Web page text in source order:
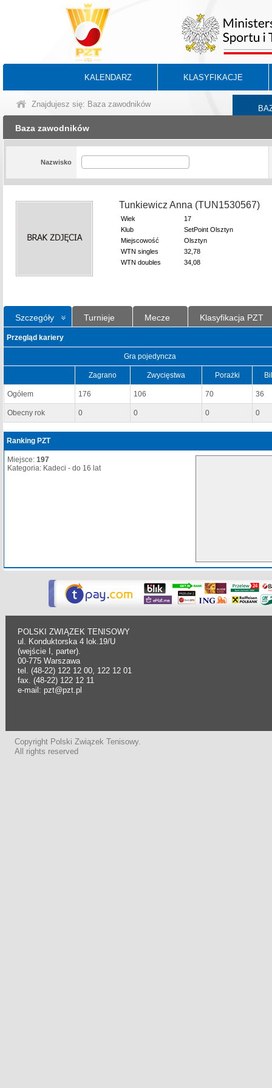
KALENDARZ KLASYFIKACJE
Znajdujesz się: Baza zawodników
Baza zawodników
Nazwisko
Tunkiewicz Anna (TUN1530567)
Wiek
17
Klub
SetPoint Olsztyn
Miejscowość
Olsztyn
WTN singles
32,78
WTN doubles
34,08
Szczegóły Turnieje Mecze Klasyfikacja PZT
Przegląd kariery
Gra pojedyncza
Zagrano Zwycięstwa Porażki
Ogółem 176 106 70 36
Obecny rok 0 0 0 0
Ranking PZT
Miejsce: 197
Kategoria: Kadeci - do 16 lat
POLSKI ZWIĄZEK TENISOWY
ul. Konduktorska 4 lok.19/U
(wejście I, parter).
00-775 Warszawa
tel. (48-22) 122 12 00, 122 12 01
fax. (48-22) 122 12 11
e-mail: pzt@pzt.pl
Copyright Polski Związek Tenisowy.
All rights reserved